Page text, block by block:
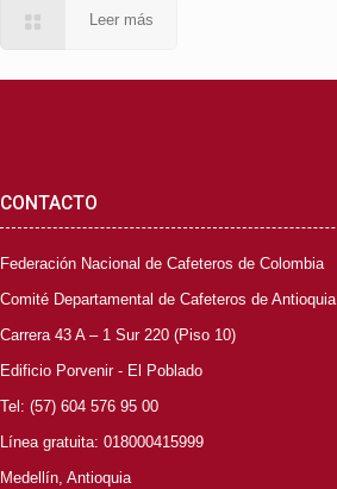
Leer más
CONTACTO
Federación Nacional de Cafeteros de Colombia
Comité Departamental de Cafeteros de Antioquia
Carrera 43 A – 1 Sur 220 (Piso 10)
Edificio Porvenir - El Poblado
Tel: (57) 604 576 95 00
Línea gratuita: 018000415999
Medellín, Antioquia